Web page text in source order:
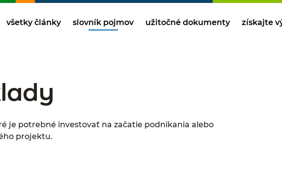
všetky články slovník pojmov užitočné dokumenty získajte
je potrebné investovať na začatie podnikania alebo
projektu.